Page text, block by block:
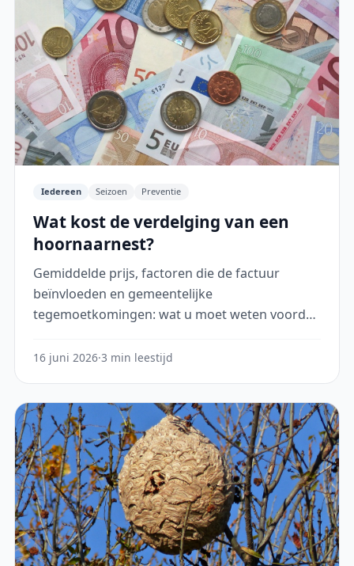
Iedereen Seizoen Preventie
Wat kost de verdelging van een
hoornaarnest?
Gemiddelde prijs, factoren die de factuur
beïnvloeden en gemeentelijke
tegemoetkomingen: wat u moet weten voordat
16 juni 2026·3 min leestijd